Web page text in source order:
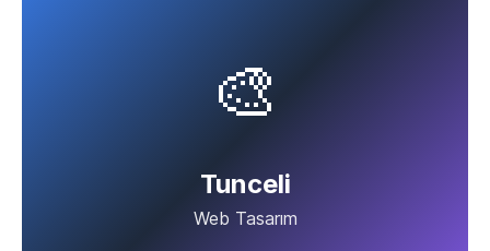
🎨
Tunceli
Web Tasarım